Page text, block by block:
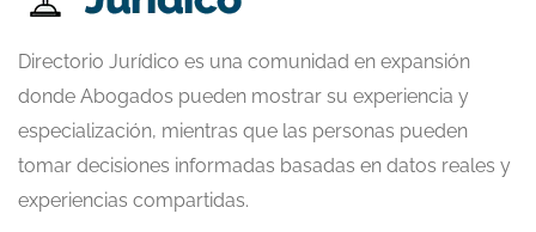
Directorio Jurídico es una comunidad en expansión
donde Abogados pueden mostrar su experiencia y
especialización, mientras que las personas pueden
tomar decisiones informadas basadas en datos reales y
experiencias compartidas.